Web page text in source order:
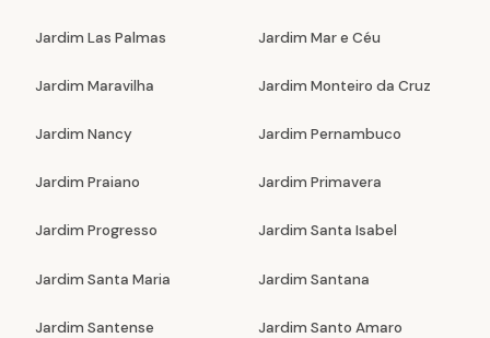
Jardim Las Palmas Jardim Mar e Céu
Jardim Maravilha Jardim Monteiro da Cruz
Jardim Nancy Jardim Pernambuco
Jardim Praiano Jardim Primavera
Jardim Progresso Jardim Santa Isabel
Jardim Santa Maria Jardim Santana
Jardim Santense Jardim Santo Amaro